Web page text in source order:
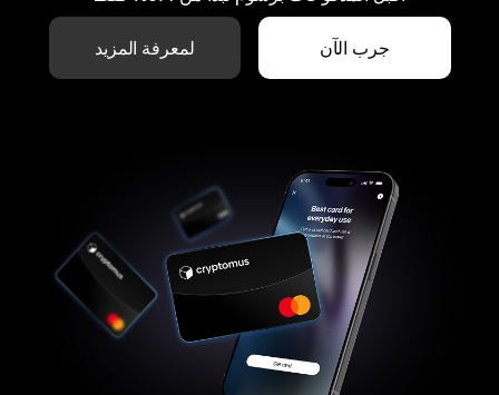
جرب الآن لمعرفة المزيد